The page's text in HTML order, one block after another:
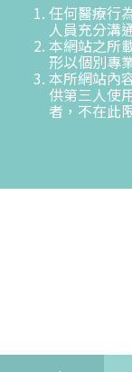
任何醫療行
人員充分溝
本網站之所
形以個別專
本所網站內
供第三人使
者，不在此